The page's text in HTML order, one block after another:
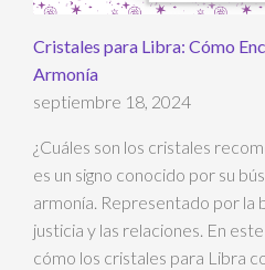
Cristales para Libra: Cómo
Armonía
septiembre 18, 2024
¿Cuáles son los cristales
es un signo conocido por su
armonía. Representado por la
justicia y las relaciones. En
cómo los cristales para Libra